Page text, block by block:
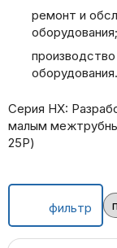
ремонт и
оборудования;
оборудования.
Серия HX:
малым
25P)
фильтр